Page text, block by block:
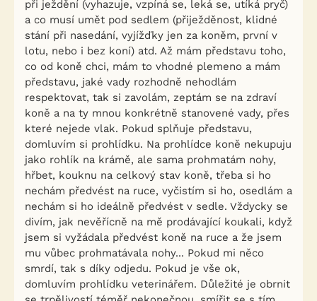
při ježdění (vyhazuje, vzpíná se, leká se, utíká pryč)
a co musí umět pod sedlem (přiježděnost, klidné
stání při nasedání, vyjížďky jen za koněm, první v
lotu, nebo i bez koní) atd. Až mám představu toho,
co od koně chci, mám to vhodné plemeno a mám
představu, jaké vady rozhodně nehodlám
respektovat, tak si zavolám, zeptám se na zdraví
koně a na ty mnou konkrétně stanovené vady, přes
které nejede vlak. Pokud splňuje představu,
domluvím si prohlídku. Na prohlídce koně nekupuju
jako rohlík na krámě, ale sama prohmatám nohy,
hřbet, kouknu na celkový stav koně, třeba si ho
nechám předvést na ruce, vyčistím si ho, osedlám a
nechám si ho ideálně předvést v sedle. Vždycky se
divím, jak nevěřícně na mě prodávající koukali, když
jsem si vyžádala předvést koně na ruce a že jsem
mu vůbec prohmatávala nohy... Pokud mi něco
smrdí, tak s díky odjedu. Pokud je vše ok,
domluvím prohlídku veterinářem. Důležité je obrnit